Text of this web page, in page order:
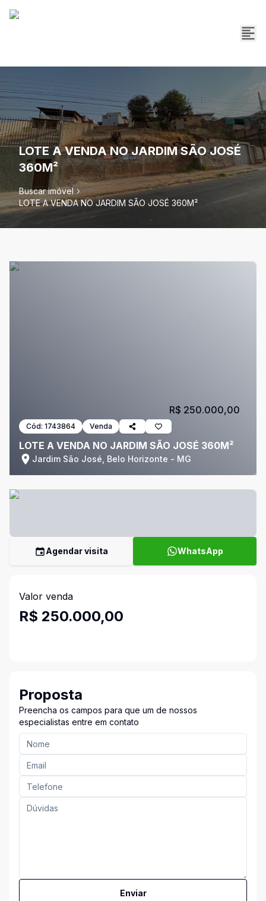
LOTE A VENDA NO JARDIM SÃO JOSÉ
360M²
Buscar imóvel
LOTE A VENDA NO JARDIM SÃO JOSÉ 360M²
Cód: 1743864 Venda
LOTE A VENDA NO JARDIM SÃO JOSÉ 360M²
Jardim São José, Belo Horizonte - MG
R$ 250.000,00
Agendar visita WhatsApp
Valor venda
R$ 250.000,00
Proposta
Preencha os campos para que um de nossos
especialistas entre em contato
Enviar